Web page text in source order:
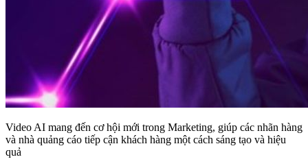
Video AI mang đến cơ hội mới trong Marketing, giúp các nhãn hàng
và nhà quảng cáo tiếp cận khách hàng một cách sáng tạo và hiệu
quả